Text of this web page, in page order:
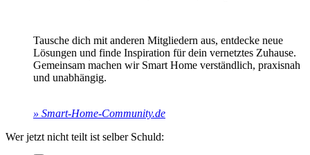
Tausche dich mit anderen Mitgliedern aus, entdecke neue
Lösungen und finde Inspiration für dein vernetztes Zuhause.
Gemeinsam machen wir Smart Home verständlich, praxisnah
und unabhängig.
» Smart-Home-Community.de
Wer jetzt nicht teilt ist selber Schuld: